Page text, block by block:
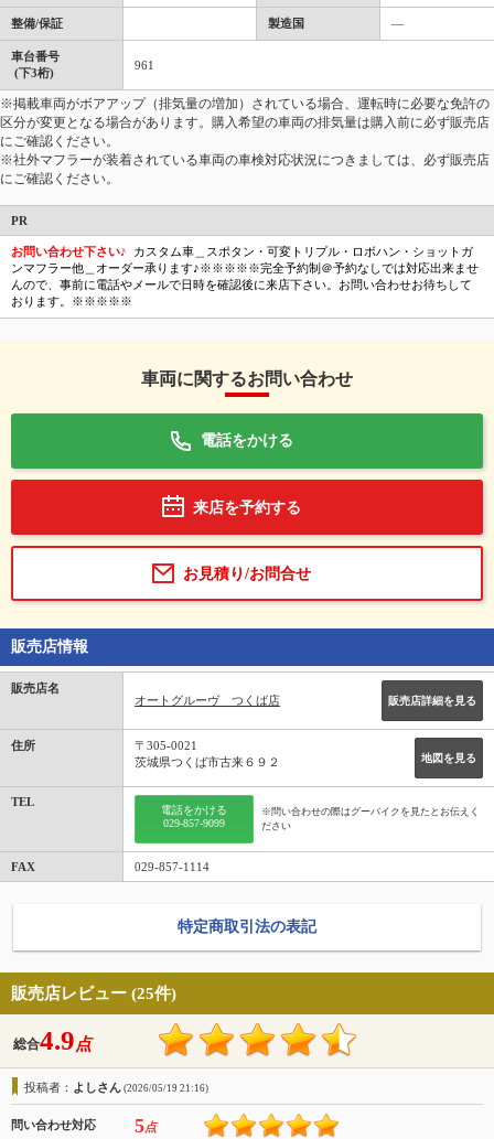
整備/保証 製造国 ―
車台番号
(下3桁)
961
※掲載車両がボアアップ（排気量の増加）されている場合、運転時に必要な免許の
区分が変更となる場合があります。購入希望の車両の排気量は購入前に必ず販売店
にご確認ください。
※社外マフラーが装着されている車両の車検対応状況につきましては、必ず販売店
にご確認ください。
PR
お問い合わせ下さい♪
カスタム車＿スポタン・可変トリプル・ロボハン・ショットガ
ンマフラー他＿オーダー承ります♪※※※※※完全予約制＠予約なしでは対応出来ませ
んので、事前に電話やメールで日時を確認後に来店下さい。お問い合わせお待ちして
おります。※※※※※
車両に関するお問い合わせ
電話をかける
来店を予約する
お見積り/お問合せ
販売店情報
販売店名
オートグルーヴ つくば店
販売店詳細を見る
住所
地図を見る
〒305-0021
茨城県つくば市古来６９２
TEL
電話をかける
029-857-9099
※問い合わせの際はグーバイクを見たとお伝えく
ださい
FAX 029-857-1114
特定商取引法の表記
販売店レビュー (25件)
総合4.9点
投稿者： よしさん (2026/05/19 21:16)
問い合わせ対応 5点